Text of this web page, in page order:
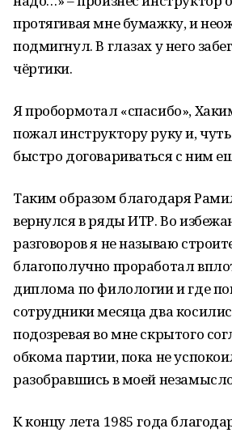
протягивая мне бумажку, и
подмигнул. В глазах у него
чёртики.
Я пробормотал «спасибо»,
пожал инструктору руку и,
быстро договариваться с ним
Таким образом благодаря
вернулся в ряды ИТР. Во
разговоров я не называю
благополучно проработал
диплома по филологии и где
сотрудники месяца два
подозревая во мне скрытого
обкома партии, пока не
разобравшись в моей
К концу лета 1985 года